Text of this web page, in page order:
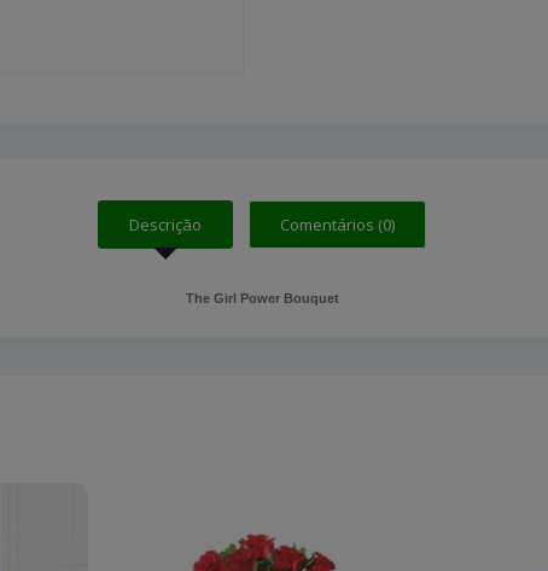
Descrição Comentários (0)
The Girl Power Bouquet